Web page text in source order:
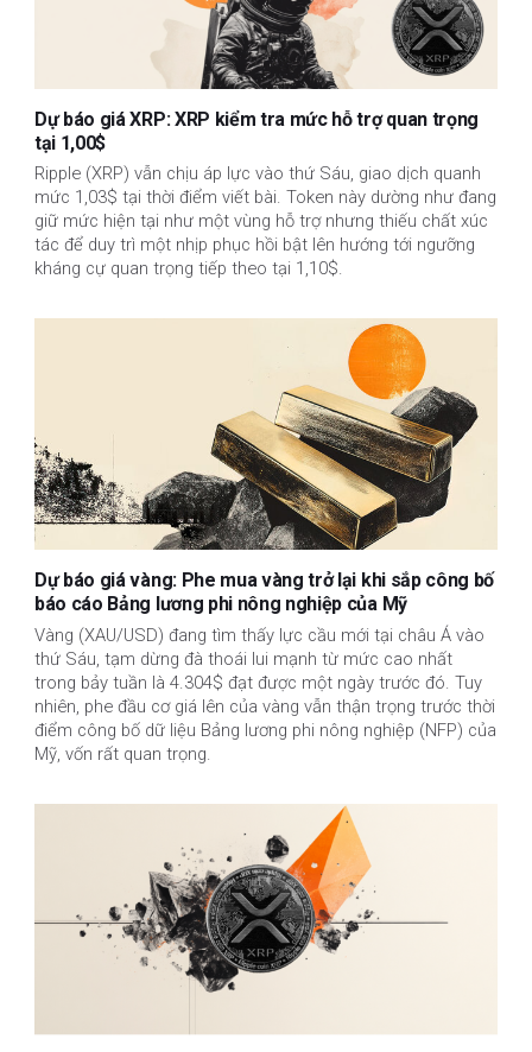
Dự báo giá XRP: XRP kiểm tra mức hỗ trợ quan trọng
tại 1,00$
Ripple (XRP) vẫn chịu áp lực vào thứ Sáu, giao dịch quanh
mức 1,03$ tại thời điểm viết bài. Token này dường như đang
giữ mức hiện tại như một vùng hỗ trợ nhưng thiếu chất xúc
tác để duy trì một nhịp phục hồi bật lên hướng tới ngưỡng
kháng cự quan trọng tiếp theo tại 1,10$.
Dự báo giá vàng: Phe mua vàng trở lại khi sắp công bố
báo cáo Bảng lương phi nông nghiệp của Mỹ
Vàng (XAU/USD) đang tìm thấy lực cầu mới tại châu Á vào
thứ Sáu, tạm dừng đà thoái lui mạnh từ mức cao nhất
trong bảy tuần là 4.304$ đạt được một ngày trước đó. Tuy
nhiên, phe đầu cơ giá lên của vàng vẫn thận trọng trước thời
điểm công bố dữ liệu Bảng lương phi nông nghiệp (NFP) của
Mỹ, vốn rất quan trọng.